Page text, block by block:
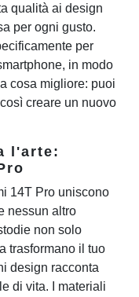
qualità ai design
per ogni gusto.
per
in modo
cosa migliore: puoi
creare un nuovo
l'arte:
14T Pro uniscono
nessun altro
non solo
trasformano il tuo
design racconta
di vita. I materiali